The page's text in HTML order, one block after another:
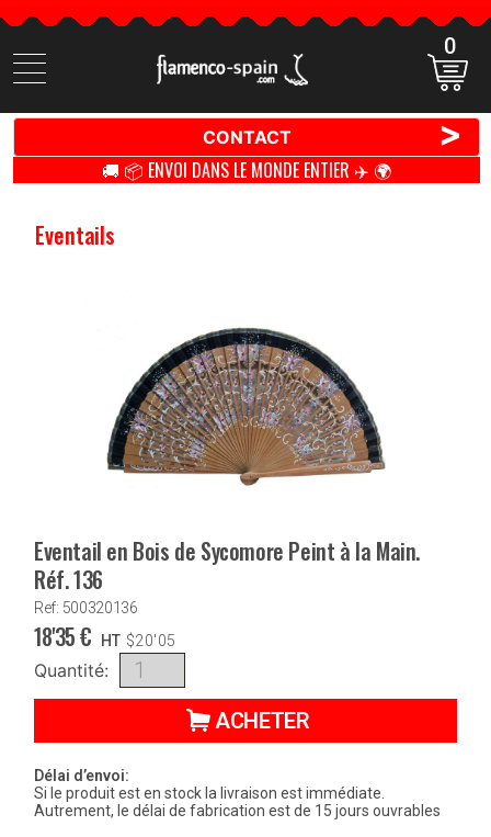
Cherchez
des
0
CONTACT >
🚚 📦 ENVOI DANS LE MONDE ENTIER ✈️ 🌍
Eventails
Eventail en Bois de Sycomore Peint à la Main.
Réf. 136
Ref: 500320136
18'35€ HT $20'05
Quantité:
ACHETER
Délai d’envoi:
Si le produit est en stock la livraison est immédiate.
Autrement, le délai de fabrication est de 15 jours ouvrables